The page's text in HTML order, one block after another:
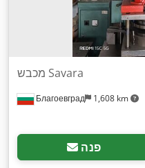
Благоевград 1,608 km
מכבש Savara
פנה